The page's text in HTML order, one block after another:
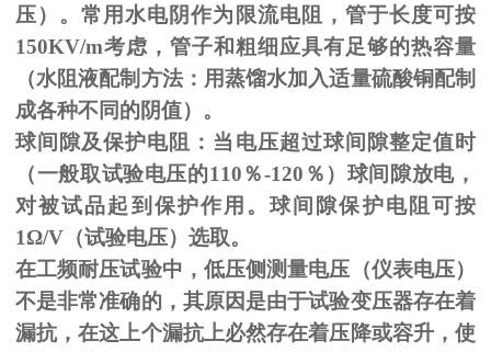
压）。常用水电阴作为限流电阻，管于长度可按
150KV/m考虑，管子和粗细应具有足够的热容量
（水阻液配制方法：用蒸馏水加入适量硫酸铜配制
成各种不同的阴值）。
球间隙及保护电阻：当电压超过球间隙整定值时
（一般取试验电压的110％-120 ％）球间隙放电，
对被试品起到保护作用。球间隙保护电阻可按
1Ω/V（试验电压）选取。
在工频耐压试验中，低压侧测量电压（仪表电压）
不是非常准确的，其原因是由于试验变压器存在着
漏抗，在这上个漏抗上必然存在着压降或容升，使